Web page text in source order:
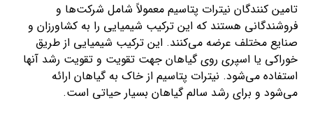
تامین کنندگان نیترات پتاسیم معمولاً شامل شرکت‌ها و
فروشندگانی هستند که این ترکیب شیمیایی را به کشاورزان و
صنایع مختلف عرضه می‌کنند. این ترکیب شیمیایی از طریق
خوراکی یا اسپری روی گیاهان جهت تقویت و تقویت رشد آنها
استفاده می‌شود. نیترات پتاسیم از خاک به گیاهان ارائه
می‌شود و برای رشد سالم گیاهان بسیار حیاتی است.